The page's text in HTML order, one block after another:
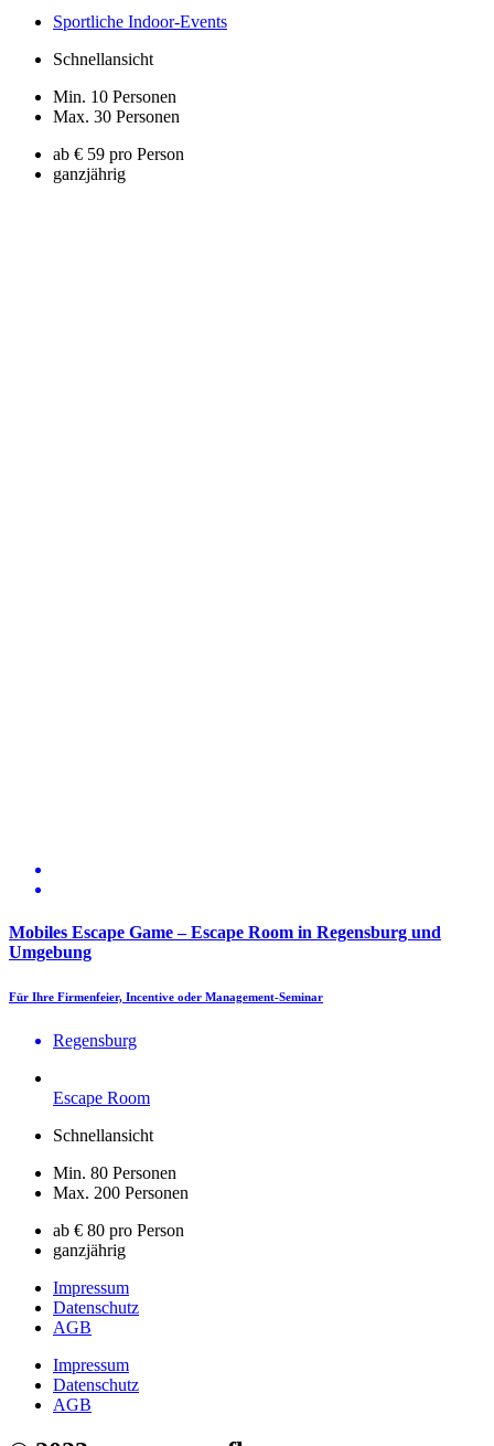
Sportliche Indoor-Events
Schnellansicht
Min. 10 Personen
Max. 30 Personen
ab € 59 pro Person
ganzjährig
Mobiles Escape Game – Escape Room in Regensburg und
Umgebung
Für Ihre Firmenfeier, Incentive oder Management-Seminar
Regensburg
Escape Room
Schnellansicht
Min. 80 Personen
Max. 200 Personen
ab € 80 pro Person
ganzjährig
Impressum
Datenschutz
AGB
Impressum
Datenschutz
AGB